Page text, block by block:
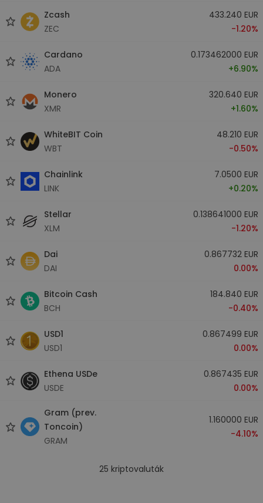
Zcash
ZEC
433.240 EUR
-1.20%
Cardano
ADA
0.173462000 EUR
+6.90%
Monero
XMR
320.640 EUR
+1.60%
WhiteBIT Coin
WBT
48.210 EUR
-0.50%
Chainlink
LINK
7.0500 EUR
+0.20%
Stellar
XLM
0.138641000 EUR
-1.20%
Dai
DAI
0.867732 EUR
0.00%
Bitcoin Cash
BCH
184.840 EUR
-0.40%
USD1
USD1
0.867499 EUR
0.00%
Ethena USDe
USDE
0.867435 EUR
0.00%
Gram (prev.
Toncoin)
GRAM
1.160000 EUR
-4.10%
25 kriptovaluták